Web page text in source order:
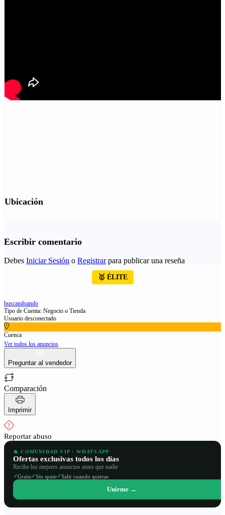
Ubicación
Escribir comentario
Debes Iniciar Sesión o Registrarpara publicar una reseña
🥇 ÉLITE
buscandoando
Tipo de Cuenta: Negocio o Tienda
Usuario desconectado
Cuenca
Ver todos los anuncios
Preguntar al vendedor
Comparación
Imprimir
Reportar abuso
🔥 COMUNIDAD VIP · WHATSAPP
Ofertas exclusivas todos los días
Recibe los mejores anuncios antes que nadie
✓Gratis✓Sin spam✓Salir cuando quieras
Unirme →